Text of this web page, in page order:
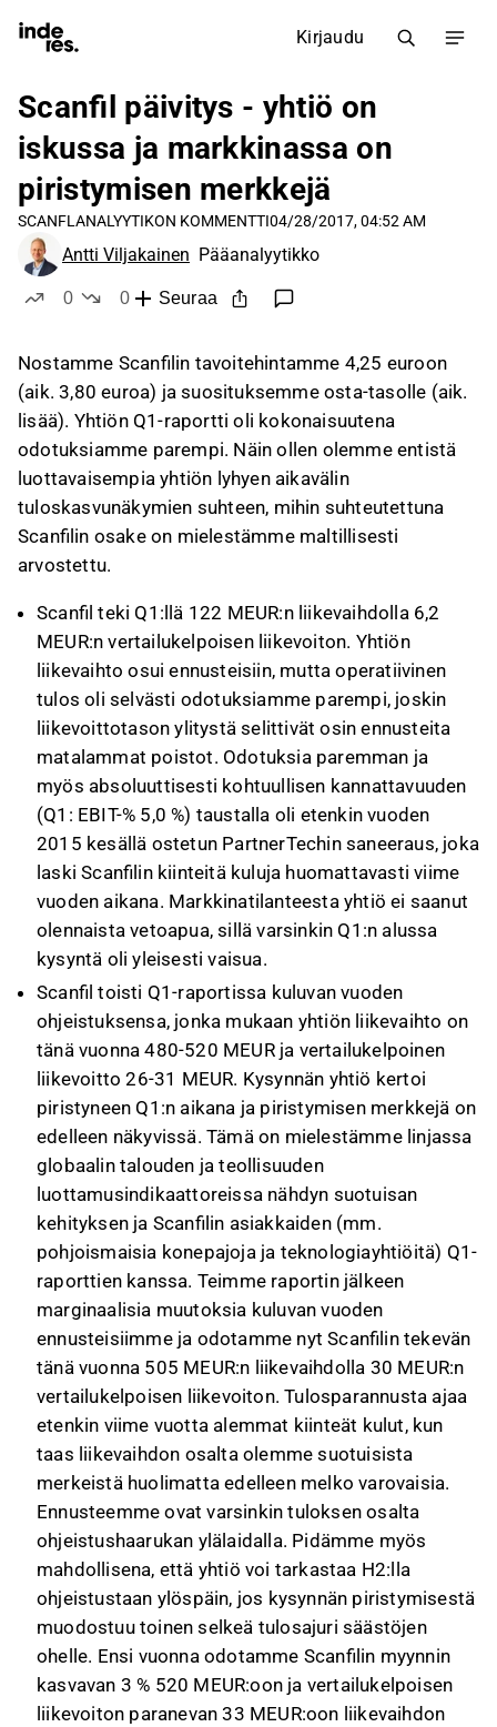
Kirjaudu
Scanfil päivitys - yhtiö on
iskussa ja markkinassa on
piristymisen merkkejä
SCANFL ANALYYTIKON KOMMENTTI04/28/2017, 04:52 AM
Antti Viljakainen Pääanalyytikko
0
0
Seuraa
Nostamme Scanfilin tavoitehintamme 4,25 euroon
(aik. 3,80 euroa) ja suosituksemme osta-tasolle (aik.
lisää). Yhtiön Q1-raportti oli kokonaisuutena
odotuksiamme parempi. Näin ollen olemme entistä
luottavaisempia yhtiön lyhyen aikavälin
tuloskasvunäkymien suhteen, mihin suhteutettuna
Scanfilin osake on mielestämme maltillisesti
arvostettu.
Scanfil teki Q1:llä 122 MEUR:n liikevaihdolla 6,2
MEUR:n vertailukelpoisen liikevoiton. Yhtiön
liikevaihto osui ennusteisiin, mutta operatiivinen
tulos oli selvästi odotuksiamme parempi, joskin
liikevoittotason ylitystä selittivät osin ennusteita
matalammat poistot. Odotuksia paremman ja
myös absoluuttisesti kohtuullisen kannattavuuden
(Q1: EBIT-% 5,0 %) taustalla oli etenkin vuoden
2015 kesällä ostetun PartnerTechin saneeraus, joka
laski Scanfilin kiinteitä kuluja huomattavasti viime
vuoden aikana. Markkinatilanteesta yhtiö ei saanut
olennaista vetoapua, sillä varsinkin Q1:n alussa
kysyntä oli yleisesti vaisua.
Scanfil toisti Q1-raportissa kuluvan vuoden
ohjeistuksensa, jonka mukaan yhtiön liikevaihto on
tänä vuonna 480-520 MEUR ja vertailukelpoinen
liikevoitto 26-31 MEUR. Kysynnän yhtiö kertoi
piristyneen Q1:n aikana ja piristymisen merkkejä on
edelleen näkyvissä. Tämä on mielestämme linjassa
globaalin talouden ja teollisuuden
luottamusindikaattoreissa nähdyn suotuisan
kehityksen ja Scanfilin asiakkaiden (mm.
pohjoismaisia konepajoja ja teknologiayhtiöitä) Q1-
raporttien kanssa. Teimme raportin jälkeen
marginaalisia muutoksia kuluvan vuoden
ennusteisiimme ja odotamme nyt Scanfilin tekevän
tänä vuonna 505 MEUR:n liikevaihdolla 30 MEUR:n
vertailukelpoisen liikevoiton. Tulosparannusta ajaa
etenkin viime vuotta alemmat kiinteät kulut, kun
taas liikevaihdon osalta olemme suotuisista
merkeistä huolimatta edelleen melko varovaisia.
Ennusteemme ovat varsinkin tuloksen osalta
ohjeistushaarukan ylälaidalla. Pidämme myös
mahdollisena, että yhtiö voi tarkastaa H2:lla
ohjeistustaan ylöspäin, jos kysynnän piristymisestä
muodostuu toinen selkeä tulosajuri säästöjen
ohelle. Ensi vuonna odotamme Scanfilin myynnin
kasvavan 3 % 520 MEUR:oon ja vertailukelpoisen
liikevoiton paranevan 33 MEUR:oon liikevaihdon